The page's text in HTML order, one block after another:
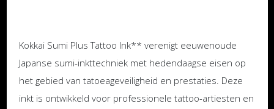
Kokkai Sumi Plus Tattoo Ink** verenigt eeuwenoude
Japanse sumi-inkttechniek met hedendaagse eisen op
het gebied van tatoeageveiligheid en prestaties. Deze
inkt is ontwikkeld voor professionele tattoo-artiesten en